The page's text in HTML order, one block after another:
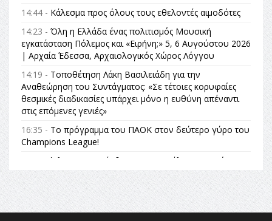
14:44 - Κάλεσμα προς όλους τους εθελοντές αιμοδότες
14:23 - Όλη η Ελλάδα ένας πολιτισμός Μουσική
εγκατάσταση Πόλεμος και «Ειρήνη;» 5, 6 Αυγούστου 2026
| Αρχαία Έδεσσα, Αρχαιολογικός Χώρος Λόγγου
14:19 - Τοποθέτηση Λάκη Βασιλειάδη για την
Αναθεώρηση του Συντάγματος: «Σε τέτοιες κορυφαίες
θεσμικές διαδικασίες υπάρχει μόνο η ευθύνη απέναντι
στις επόμενες γενιές»
16:35 - Το πρόγραμμα του ΠΑΟΚ στον δεύτερο γύρο του
Champions League!
Όλυμπος: Εντάχθηκε στον Κατάλογο Παγκόσμιας
Κληρονομιάς της UNESCO – Ομόφωνη η απόφαση Ο
Όλυμπος αναγνωρίστηκε ως φυσικό και πολιτιστικό
αγαθό εξέχουσας οικουμενικής αξίας για την
ανθρωπότητα